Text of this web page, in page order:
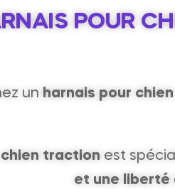
POUR
un harnais pour
traction est
et une liberté